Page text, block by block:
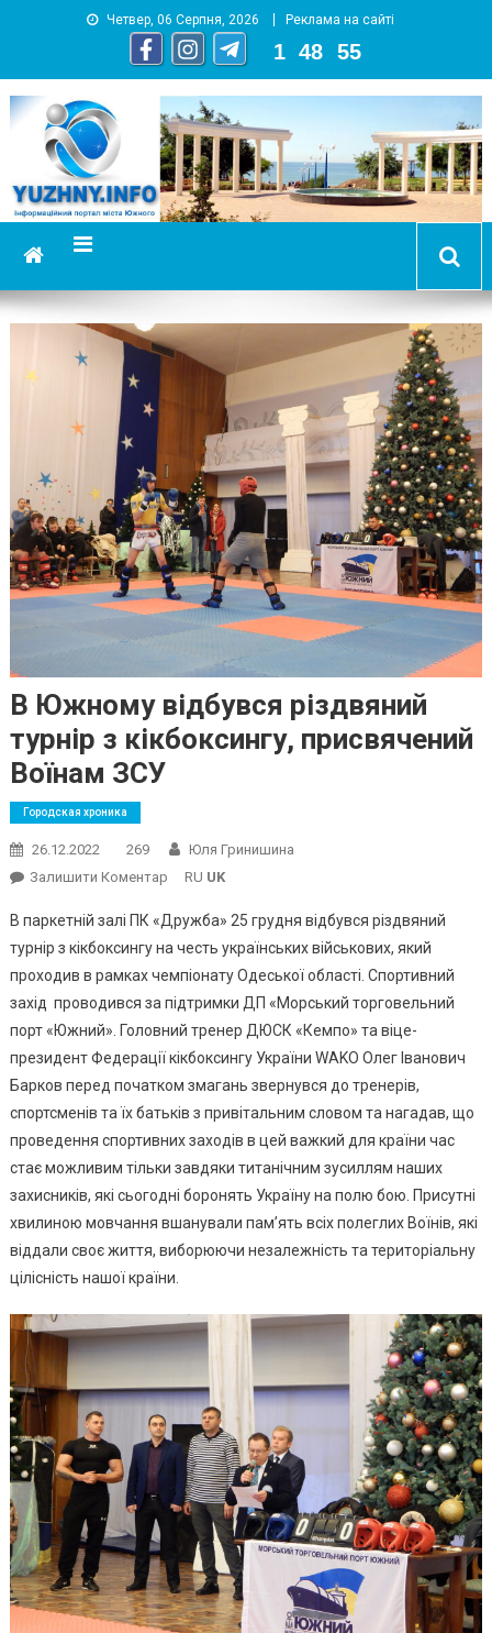
Четвер, 06 Серпня, 2026 Реклама на сайті
1 48 58
YUZHNY.INFO
информационный портал города Южный
В Южному відбувся різдвяний
турнір з кікбоксингу, присвячений
Воїнам ЗСУ
Городская хроника
26.12.2022 269
Юля Гринишина
Залишити КоментарOn
Южному
Відбувся
Різдвяний
Турнір
З
Кікбоксингу,
Присвячений
Воїнам
RU UK
В паркетній залі ПК «Дружба» 25 грудня відбувся різдвяний
турнір з кікбоксингу на честь українських військових, який
проходив в рамках чемпіонату Одеської області. Спортивний
захід проводився за підтримки ДП «Морський торговельний
порт «Южний». Головний тренер ДЮСК «Кемпо» та віце-
президент Федерації кікбоксингу України WAKO Олег Іванович
Барков перед початком змагань звернувся до тренерів,
спортсменів та їх батьків з привітальним словом та нагадав, що
проведення спортивних заходів в цей важкий для країни час
стає можливим тільки завдяки титанічним зусиллям наших
захисників, які сьогодні боронять Україну на полю бою. Присутні
хвилиною мовчання вшанували пам’ять всіх полеглих Воїнів, які
віддали своє життя, виборюючи незалежність та територіальну
цілісність нашої країни.